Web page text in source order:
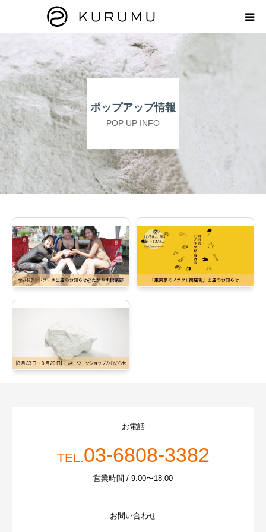
ポップアップ情報
POP UP INFO
お電話
TEL.03-6808-3382
営業時間 / 9:00〜18:00
お問い合わせ
HOME
ABOUT
プロダクト
モンモリロナイトラボ
お知らせ
えどがわ楽市